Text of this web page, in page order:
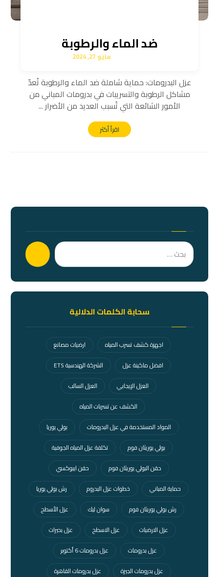
ضد الماء والرطوبة
مايو 27, 2024
عزل البدرومات: حماية شاملة ضد الماء والرطوبة تُعدّ
مشاكل الرطوبة والتسريبات في بدرومات المباني من
الأمور الشائعة التي تُسبب العديد من الأضرار ...
اقرأ أكثر
سحابة الكلمات الدلالية
اجهزة كشف تسرب المياه
ارضيات مصانع
افضل ماكينة عزل
الشركة الهندسية ETS
العزل الإيجابي
العزل السالب
الكشف عن تسربات المياه
المواد المستخدمة في عزل البدرومات
بولي يوريا
بولي يوريثان فوم
تكلفة عزل المياه الجوفية
حقن البولي يوريثان فوم
حقن ايبوكسي
حماية المباني
خطوات عزل البدروم
رش بولي يوريا
رش بولي يوريثان فوم
سوان ليك
عزل الأسطح
عزل الارضيات
عزل الاسطح
عزل بحيرات
عزل بدرومات
عزل بدرومات 6 أكتوبر
عزل بدرومات الجيزة
عزل بدرومات القاهرة